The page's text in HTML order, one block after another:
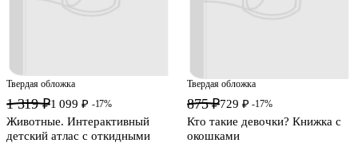
Твердая обложка
1 319 ₽1 099 ₽ -17%
Животные. Интерактивный
детский атлас с откидными
Твердая обложка
875 ₽729 ₽ -17%
Кто такие девочки? Книжка с
окошками